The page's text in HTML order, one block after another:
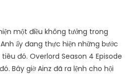
một điều không tưởng trong
ấy đang thực hiện những bước
đó. Overlord Season 4 Episode
Bây giờ Ainz đã ra lệnh cho hội